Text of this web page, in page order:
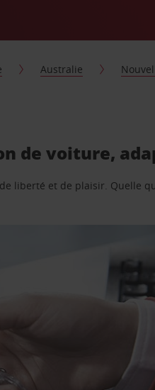
Australie
de voiture,
liberté et de plaisir. Quelle